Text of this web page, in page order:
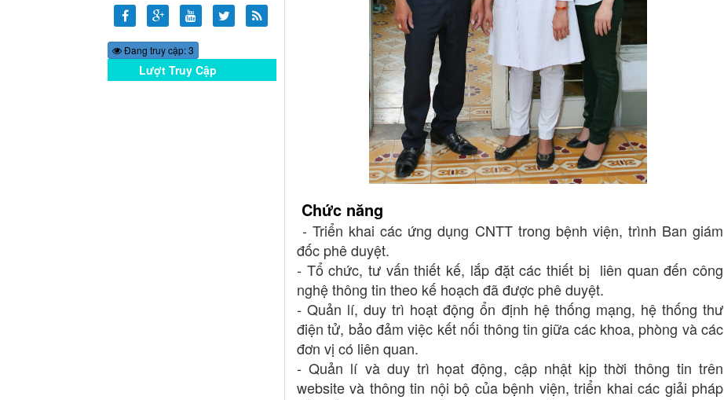
Chức năng
- Triển khai các ứng dụng CNTT trong bệnh viện, trình Ban giám
đốc phê duyệt.
- Tổ chức, tư vấn thiết kế, lắp đặt các thiết bị liên quan đến công
nghệ thông tin theo kế hoạch đã được phê duyệt.
- Quản lí, duy trì hoạt động ổn định hệ thống mạng, hệ thống thư
điện tử, bảo đảm việc kết nối thông tin giữa các khoa, phòng và các
đơn vị có liên quan.
- Quản lí và duy trì họat động, cập nhật kịp thời thông tin trên
website và thông tin nội bộ của bệnh viện, triển khai các giải pháp
Đang truy cập: 3
Lượt Truy Cập
Online